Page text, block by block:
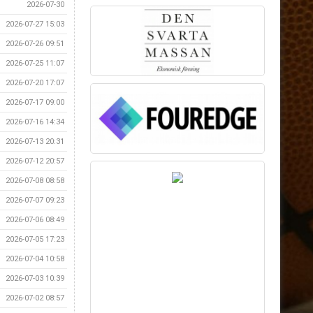
2026-07-30
2026-07-27 15:03
2026-07-26 09:51
2026-07-25 11:07
2026-07-20 17:07
2026-07-17 09:00
2026-07-16 14:34
2026-07-13 20:31
2026-07-12 20:57
2026-07-08 08:58
2026-07-07 09:23
2026-07-06 08:49
2026-07-05 17:23
2026-07-04 10:58
2026-07-03 10:39
2026-07-02 08:57